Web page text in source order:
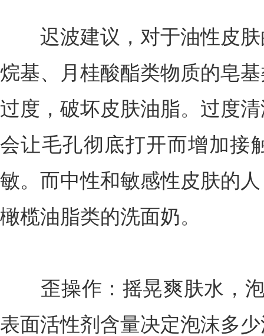
迟波建议，对于油性皮肤
烷基、月桂酸酯类物质的皂
过度，破坏皮肤油脂。过度
会让毛孔彻底打开而增加接
敏。而中性和敏感性皮肤的
橄榄油脂类的洗面奶。
歪操作：摇晃爽肤水，泡
表面活性剂含量决定泡沫多